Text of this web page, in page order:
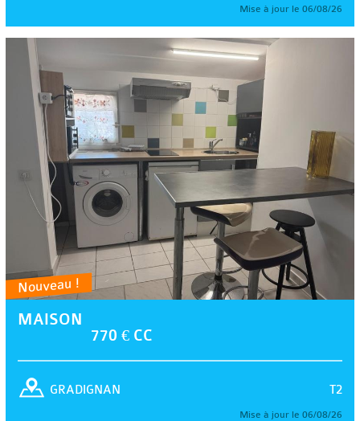
Mise à jour le 06/08/26
Nouveau !
MAISON
770 € CC
T2
GRADIGNAN
Mise à jour le 06/08/26